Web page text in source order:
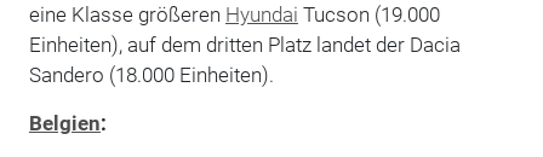
eine Klasse größeren Hyundai Tucson (19.000
Einheiten), auf dem dritten Platz landet der Dacia
Sandero (18.000 Einheiten).
Belgien: